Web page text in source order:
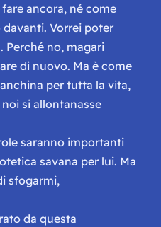
ancora, né come
Vorrei poter
Perché no, magari
di nuovo. Ma è come
per tutta la vita,
si allontanasse
saranno importanti
savana per lui. Ma
sfogarmi,
da questa